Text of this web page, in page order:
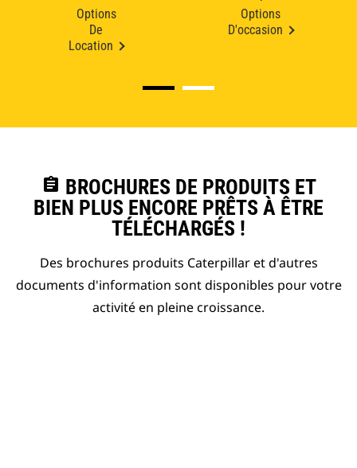
Options
De
Location
Options
D'occasion
assignment BROCHURES DE PRODUITS ET
BIEN PLUS ENCORE PRÊTS À ÊTRE
TÉLÉCHARGÉS !
Des brochures produits Caterpillar et d'autres
documents d'information sont disponibles pour votre
activité en pleine croissance.